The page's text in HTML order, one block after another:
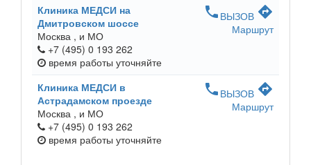
Клиника МЕДСИ на
Дмитровском шоссе
Москва , и МО
+7 (495) 0 193 262
время работы уточняйте
phone ВЫЗОВ directions
Маршрут
Клиника МЕДСИ в
Астрадамском проезде
Москва , и МО
+7 (495) 0 193 262
время работы уточняйте
phone ВЫЗОВ directions
Маршрут